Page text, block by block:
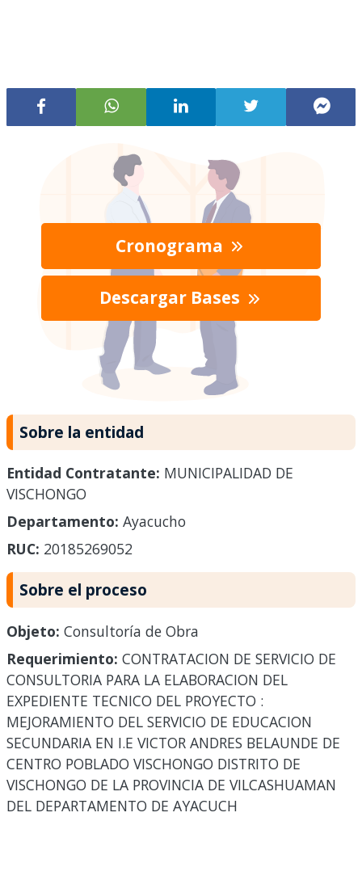
Cronograma
Descargar Bases
Sobre la entidad
Entidad Contratante: MUNICIPALIDAD DE
VISCHONGO
Departamento: Ayacucho
RUC: 20185269052
Sobre el proceso
Objeto: Consultoría de Obra
Requerimiento: CONTRATACION DE SERVICIO DE
CONSULTORIA PARA LA ELABORACION DEL
EXPEDIENTE TECNICO DEL PROYECTO :
MEJORAMIENTO DEL SERVICIO DE EDUCACION
SECUNDARIA EN I.E VICTOR ANDRES BELAUNDE DE
CENTRO POBLADO VISCHONGO DISTRITO DE
VISCHONGO DE LA PROVINCIA DE VILCASHUAMAN
DEL DEPARTAMENTO DE AYACUCH